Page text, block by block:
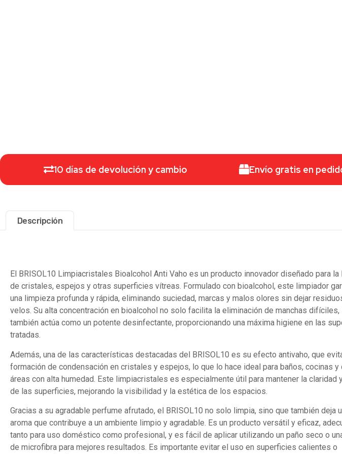
10 días de devolución y cambio Envío gratis en
Descripción
El BRISOL10 Limpiacristales Bioalcohol Anti Vaho es un producto innovador diseñado para
de cristales, espejos y otras superficies vítreas. Formulado con bioalcohol, este limpiador
una limpieza profunda y rápida, eliminando suciedad, marcas y malos olores sin dejar
velos. Su alta concentración en bioalcohol no solo facilita la eliminación de manchas difíciles,
también actúa como un potente desinfectante, proporcionando una máxima higiene en las
tratadas.
Además, una de las características destacadas del BRISOL10 es su efecto antivaho, que
formación de condensación en cristales y espejos, lo que lo hace ideal para baños, cocinas y
áreas con alta humedad. Este limpiacristales es especialmente útil para mantener la claridad
de las superficies, mejorando la visibilidad y la estética de los espacios.
Gracias a su agradable perfume afrutado, el BRISOL10 no solo limpia, sino que también deja
aroma que contribuye a un ambiente limpio y agradable. Es un producto versátil y eficaz,
tanto para uso doméstico como profesional, y es fácil de aplicar utilizando un paño seco o
de microfibra para mejores resultados. Es importante evitar el uso en superficies calientes o